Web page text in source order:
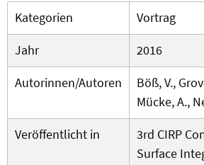
Kategorien
Vortrag
Jahr
2016
Autorinnen/Autoren
Böß, V.,
Mücke, A.,
Veröffentlicht in
3rd CIRP
Surface